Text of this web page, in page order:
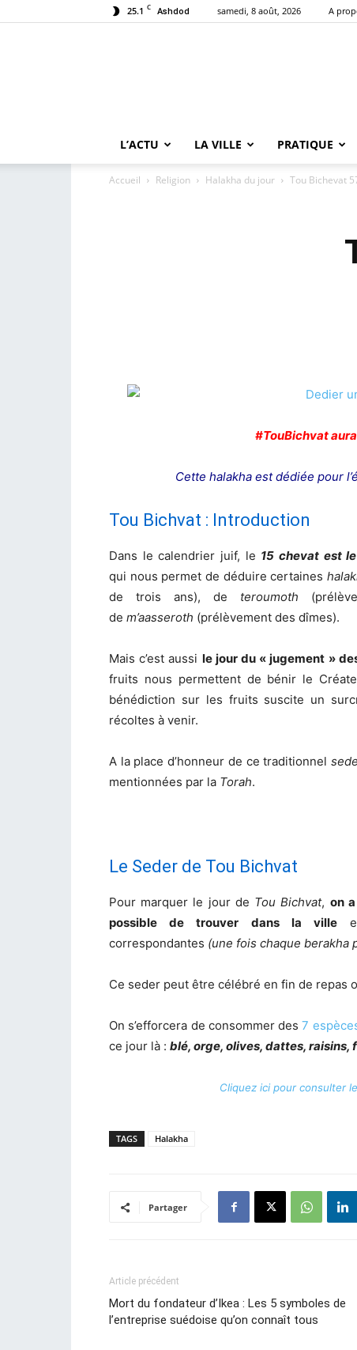
25.1 C Ashdod samedi, 8 août, 2026 A
L’ACTU LA VILLE PRATIQUE
Accueil Religion Halakha du jour Tou Bichevat
#TouBichvat
Cette halakha est dédiée pour
Tou Bichvat : Introduction
Dans le calendrier juif, le 15 chevat est
qui nous permet de déduire certaines
de trois ans), de teroumoth
de m’aasseroth (prélèvement des dîmes).
Mais c’est aussi le jour du « jugement »
fruits nous permettent de bénir le
bénédiction sur les fruits suscite un
récoltes à venir.
A la place d’honneur de ce traditionnel
mentionnées par la Torah.
Le Seder de Tou Bichvat
Pour marquer le jour de Tou Bichvat, on
possible de trouver dans la ville
correspondantes (une fois chaque berakha
Ce seder peut être célébré en fin de repas
On s’efforcera de consommer des7
ce jour là : blé, orge, olives, dattes, raisins,
Cliquez ici pour consulter
TAGS Halakha
Partager
Article précédent
Mort du fondateur d’Ikea : Les 5 symboles de
l’entreprise suédoise qu’on connaît tous